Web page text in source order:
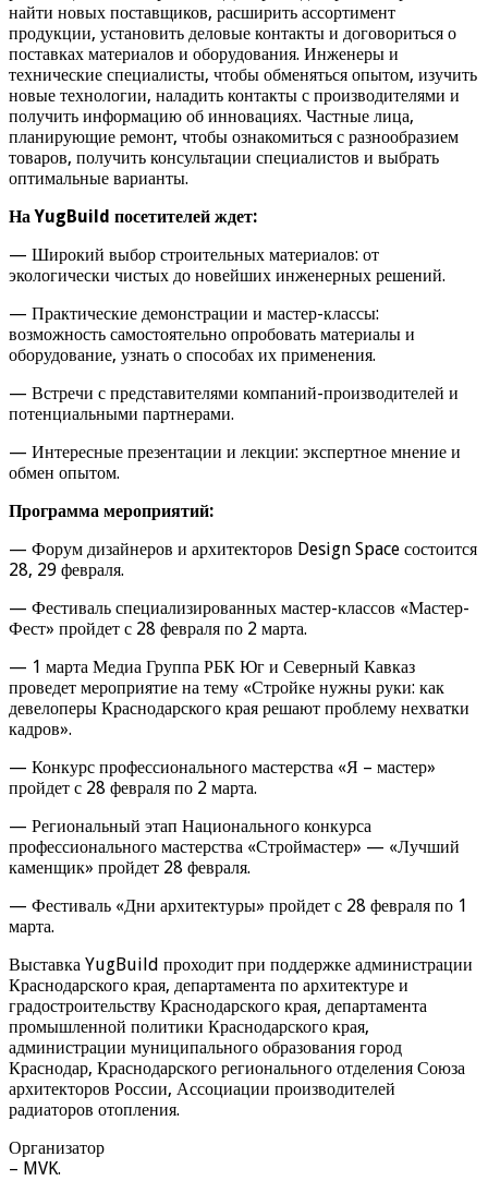
найти новых поставщиков, расширить ассортимент
продукции, установить деловые контакты и договориться о
поставках материалов и оборудования. Инженеры и
технические специалисты, чтобы обменяться опытом, изучить
новые технологии, наладить контакты с производителями и
получить информацию об инновациях. Частные лица,
планирующие ремонт, чтобы ознакомиться с разнообразием
товаров, получить консультации специалистов и выбрать
оптимальные варианты.
На YugBuild посетителей ждет:
— Широкий выбор строительных материалов: от
экологически чистых до новейших инженерных решений.
— Практические демонстрации и мастер-классы:
возможность самостоятельно опробовать материалы и
оборудование, узнать о способах их применения.
— Встречи с представителями компаний-производителей и
потенциальными партнерами.
— Интересные презентации и лекции: экспертное мнение и
обмен опытом.
Программа мероприятий:
— Форум дизайнеров и архитекторов Design Space состоится
28, 29 февраля.
— Фестиваль специализированных мастер-классов «Мастер-
Фест» пройдет с 28 февраля по 2 марта.
— 1 марта Медиа Группа РБК Юг и Северный Кавказ
проведет мероприятие на тему «Стройке нужны руки: как
девелоперы Краснодарского края решают проблему нехватки
кадров».
— Конкурс профессионального мастерства «Я – мастер»
пройдет с 28 февраля по 2 марта.
— Региональный этап Национального конкурса
профессионального мастерства «Строймастер» — «Лучший
каменщик» пройдет 28 февраля.
— Фестиваль «Дни архитектуры» пройдет с 28 февраля по 1
марта.
Выставка YugBuild проходит при поддержке администрации
Краснодарского края, департамента по архитектуре и
градостроительству Краснодарского края, департамента
промышленной политики Краснодарского края,
администрации муниципального образования город
Краснодар, Краснодарского регионального отделения Союза
архитекторов России, Ассоциации производителей
радиаторов отопления.
Организатор
– MVK.